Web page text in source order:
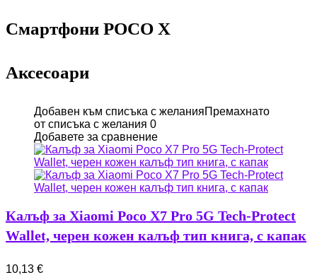
Смартфони POCO X
Аксесоари
Добавен към списъка с желанияПремахнато
от списъка с желания 0
Добавете за сравнение
Калъф за Xiaomi Poco X7 Pro 5G Tech-Protect
Wallet, черен кожен калъф тип книга, с капак
10,13 €